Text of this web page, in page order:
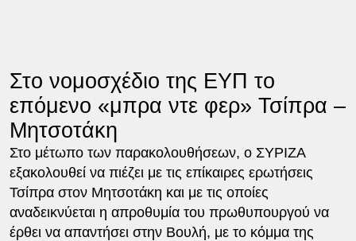
Στο νομοσχέδιο της ΕΥΠ το
επόμενο «μπρα ντε φερ» Τσίπρα –
Μητσοτάκη
Στο μέτωπο των παρακολουθήσεων, ο ΣΥΡΙΖΑ
εξακολουθεί να πιέζει με τις επίκαιρες ερωτήσεις
Τσίπρα στον Μητσοτάκη και με τις οποίες
αναδεικνύεται η απροθυμία του πρωθυπουργού να
έρθει να απαντήσει στην Βουλή, με το κόμμα της